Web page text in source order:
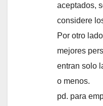
aceptados,
considere
Por otro
mejores
entran solo
o menos.
pd. para